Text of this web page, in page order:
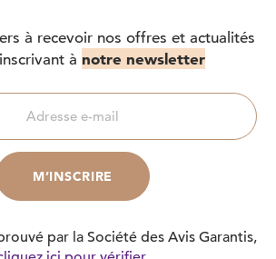
à recevoir nos offres et actualités
à notre newsletter
par la Société des Avis Garantis,